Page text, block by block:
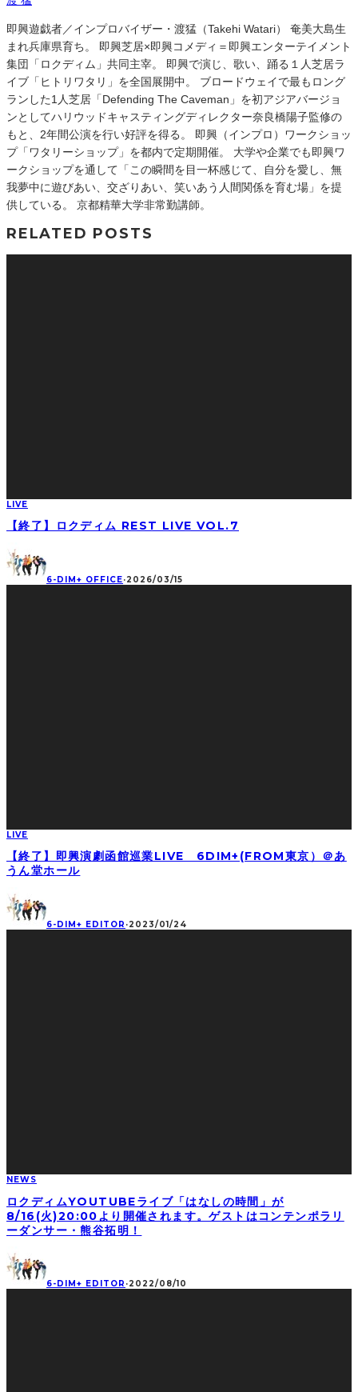
即興遊戯者／インプロバイザー・渡猛（Takehi Watari） 奄美大島生
まれ兵庫県育ち。 即興芝居×即興コメディ＝即興エンターテイメント
集団「ロクディム」共同主宰。 即興で演じ、歌い、踊る１人芝居ラ
イブ「ヒトリワタリ」を全国展開中。 ブロードウェイで最もロング
ランした1人芝居「Defending The Caveman」を初アジアバージョ
ンとしてハリウッドキャスティングディレクター奈良橋陽子監修の
もと、2年間公演を行い好評を得る。 即興（インプロ）ワークショッ
プ「ワタリーショップ」を都内で定期開催。 大学や企業でも即興ワ
ークショップを通して「この瞬間を目一杯感じて、自分を愛し、無
我夢中に遊びあい、交ざりあい、笑いあう人間関係を育む場」を提
供している。 京都精華大学非常勤講師。
RELATED POSTS
LIVE
【終了】ロクディム REST LIVE VOL.7
6-DIM+ OFFICE·2026/03/15
LIVE
【終了】即興演劇函館巡業LIVE 6DIM+(FROM東京）＠あ
うん堂ホール
6-DIM+ EDITOR ·2023/01/24
NEWS
ロクディムYOUTUBEライブ「はなしの時間」が
8/16(火)20:00より開催されます。ゲストはコンテンポラリ
ーダンサー・熊谷拓明！
6-DIM+ EDITOR ·2022/08/10